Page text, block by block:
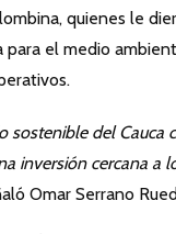
quienes le
el medio
sostenible del Cauca
inversión cercana a
Omar Serrano